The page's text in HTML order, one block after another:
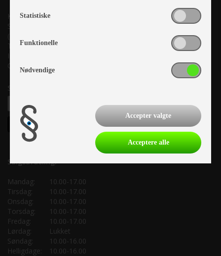
Kronjyllands Camping Center A/S
Suderholmen 10, 8960 Randers SØ
(Lige ud til Grenåvej)
Tlf. +45 87 10 98 70
Info@as-kcc.dk
CVR: 33 38 77 33
Samtykke til nyhedsbrev
Salgsafdeling:
Mandag:
10.00-17.00
Tirsdag:
10.00-17.00
Onsdag:
10.00-17.00
Torsdag:
10.00-17.00
Fredag:
10.00-17.00
Lørdag:
Lukket
Søndag:
10.00-16.00
Helligdage:
10.00-16.00
Statistiske
Funktionelle
Nødvendige
Accepter valgte
Acceptere alle